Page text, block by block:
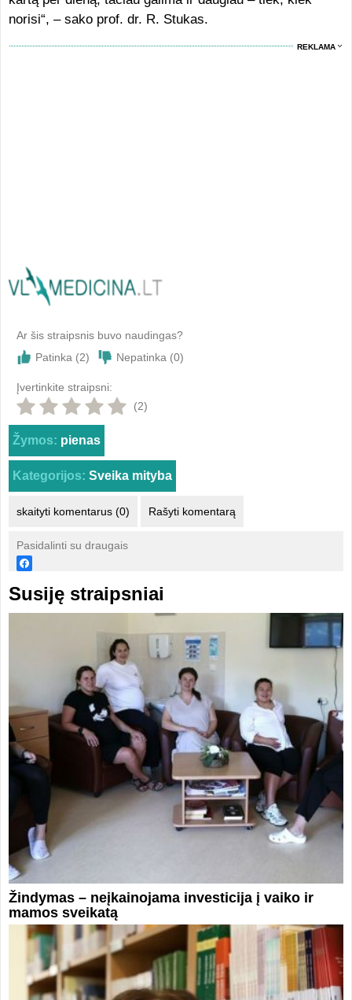
norisi“, – sako prof. dr. R. Stukas.
REKLAMA
Ar šis straipsnis buvo naudingas?
Patinka (2) Nepatinka (0)
Įvertinkite straipsni:
(2)
Žymos: pienas
Kategorijos: Sveika mityba
skaityti komentarus (0) Rašyti komentarą
Pasidalinti su draugais
Susiję straipsniai
Žindymas – neįkainojama investicija į vaiko ir
mamos sveikatą